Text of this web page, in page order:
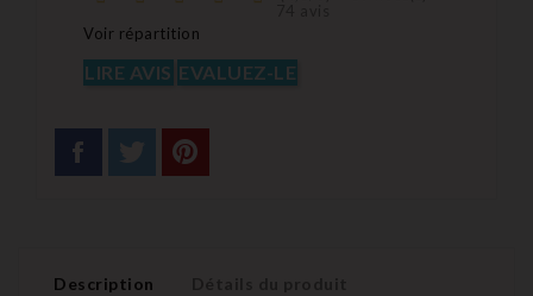
Voir répartition
LIRE AVIS EVALUEZ-LE
Description